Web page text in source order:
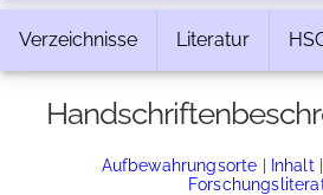
Verzeichnisse Literatur
Aufbewahrungsorte | Inhalt |